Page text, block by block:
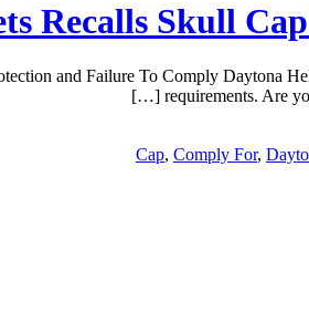
Recalls Skull
and Failure To Comply Daytona
requirements. Are
Cap, Comply For,